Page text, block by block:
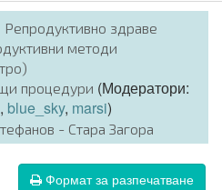
Репродуктивно здраве
методи
процедури (Модератори:
, blue_sky, marsi)
- Стара Загора
Формат за разпечатване